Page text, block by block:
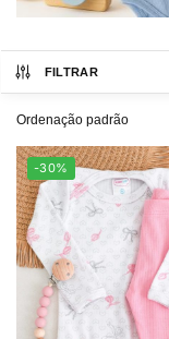
FILTRAR
-30%